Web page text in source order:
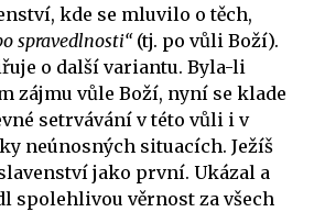
kde se mluvilo o těch,
spravedlnosti“(tj. po vůli Boží).
o další variantu. Byla-li
zájmu vůle Boží, nyní se klade
setrvávání v této vůli i v
neúnosných situacích. Ježíš
jako první. Ukázal a
spolehlivou věrnost za všech